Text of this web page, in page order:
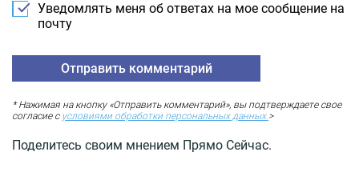
Уведомлять меня об ответах на мое сообщение на
почту
* Нажимая на кнопку «Отправить комментарий», вы подтверждаете свое
согласие с условиями обработки персональных данных.>
Поделитесь своим мнением Прямо Сейчас.